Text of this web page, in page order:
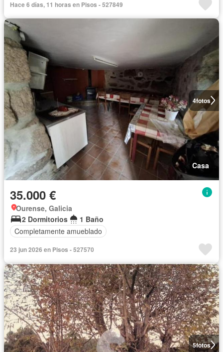
Hace 6 días, 11 horas en Pisos - 527849
4fotos
Casa
35.000 €
Ourense, Galicia
2 Dormitorios
1 Baño
Completamente amueblado
23 jun 2026 en Pisos - 527570
5fotos